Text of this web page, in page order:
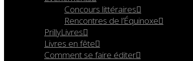
Concours littéraires
Rencontres de l’Équinoxe
PrillyLivres
Livres en fête
Comment se faire éditer